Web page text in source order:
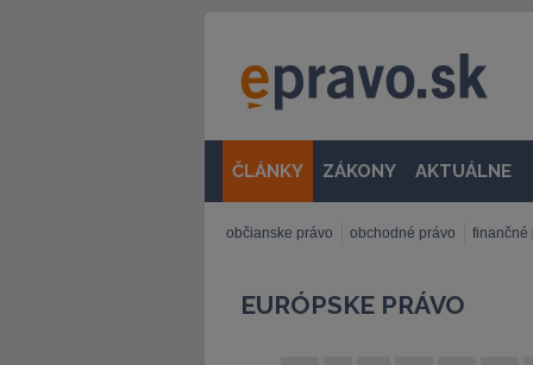
ČLÁNKY ZÁKONY AKTUÁLNE
občianske právo obchodné právo finančné
EURÓPSKE PRÁVO